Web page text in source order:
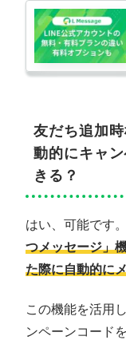
友だち追加
動的にキャ
きる？
はい、可能です。
つメッセージ」
た際に自動的に
この機能を活用
ンペーンコード